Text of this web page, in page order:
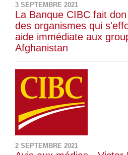
3 SEPTEMBRE 2021
La Banque CIBC fait
des organismes qui
aide immédiate aux
Afghanistan
2 SEPTEMBRE 2021